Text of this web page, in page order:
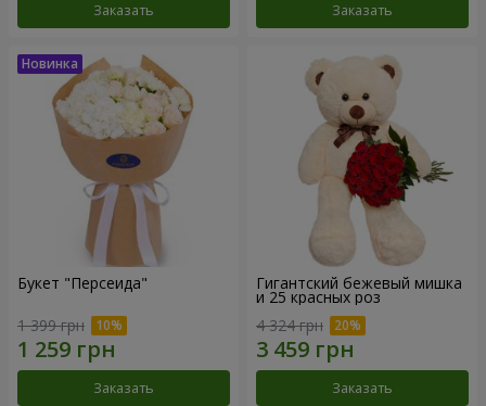
Заказать Заказать
Букет "Персеида"
1 399 грн
Заказать
Гигантский бежевый мишка
и 25 красных роз
4 324 грн
Заказать